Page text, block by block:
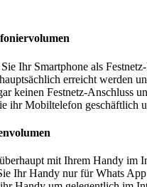
Ihr Smartphone als
erreicht werden
keinen Festnetz-Anschluss
ihr Mobiltelefon geschäftlich
mit Ihrem Handy im
Ihr Handy nur für Whats App